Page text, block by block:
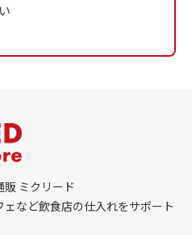
ミクリード
など飲食店の仕入れをサポート